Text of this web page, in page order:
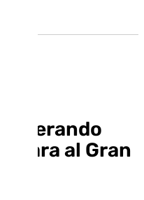
cara al Gran